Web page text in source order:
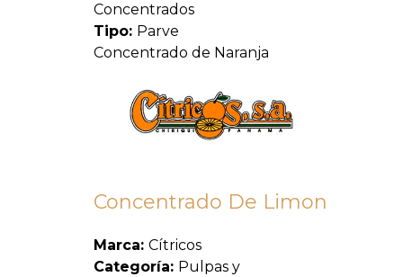
Concentrados
Tipo: Parve
Concentrado de Naranja
Concentrado De Limon
Marca: Cítricos
Categoría: Pulpas y